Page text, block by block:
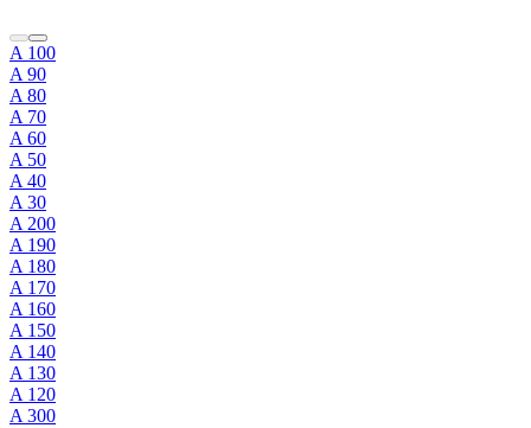
A 100
A 90
A 80
A 70
A 60
A 50
A 40
A 30
A 200
A 190
A 180
A 170
A 160
A 150
A 140
A 130
A 120
A 300